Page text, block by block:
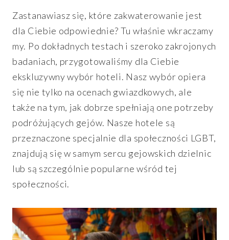
Zastanawiasz się, które zakwaterowanie jest
dla Ciebie odpowiednie? Tu właśnie wkraczamy
my. Po dokładnych testach i szeroko zakrojonych
badaniach, przygotowaliśmy dla Ciebie
ekskluzywny wybór hoteli. Nasz wybór opiera
się nie tylko na ocenach gwiazdkowych, ale
także na tym, jak dobrze spełniają one potrzeby
podróżujących gejów. Nasze hotele są
przeznaczone specjalnie dla społeczności LGBT,
znajdują się w samym sercu gejowskich dzielnic
lub są szczególnie popularne wśród tej
społeczności.